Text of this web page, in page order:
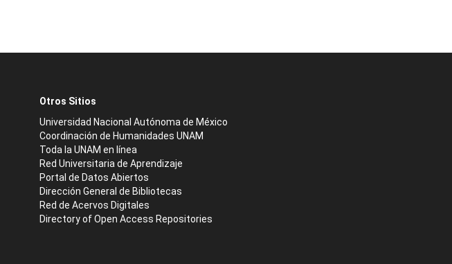
Otros Sitios
Universidad Nacional Autónoma de México
Coordinación de Humanidades UNAM
Toda la UNAM en línea
Red Universitaria de Aprendizaje
Portal de Datos Abiertos
Dirección General de Bibliotecas
Red de Acervos Digitales
Directory of Open Access Repositories